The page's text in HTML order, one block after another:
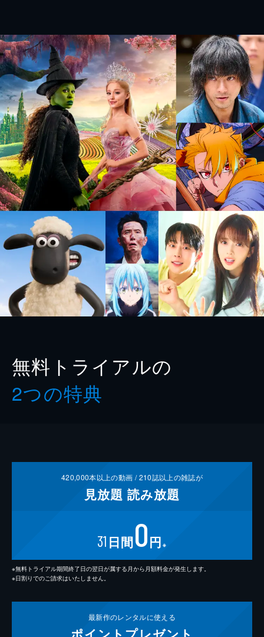
無料トライアルの
2つの特典
420,000本以上の動画 /210誌以上の雑誌が
見放題 読み放題
31 日間0円 ※
※無料トライアル期間終了日の翌日が属する月から月額料金が発生します。
※日割りでのご請求はいたしません。
最新作のレンタルに使える
ポイント プレゼント